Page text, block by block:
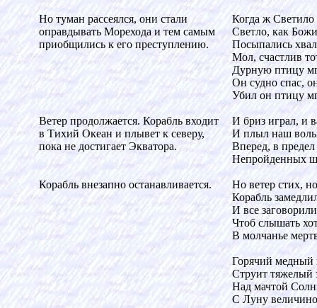
Но туман рассеялся, они стали
оправдывать Морехода и тем самым
приобщились к его преступлению.
Когда ж
Светло, как
Посыпались
Мол, счастлив
Дурную птицу
Он судно спас,
Убил он птицу
Ветер продолжается. Корабль входит
в Тихий Океан и плывет к северу,
пока не достигает Экватора.
И бриз играл, и
И плыл наш
Вперед, в
Непройденных
Корабль внезапно останавливается.
Но ветер стих,
Корабль
И все
Чтоб слышать
В молчанье
Горячий медный
Струит тяжелый
Над мачтой
С Луну